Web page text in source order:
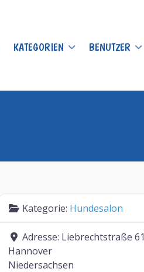
KATEGORIEN BENUTZER
Kategorie: Hundesalon
Adresse: Liebrechtstraße 61
Hannover
Niedersachsen